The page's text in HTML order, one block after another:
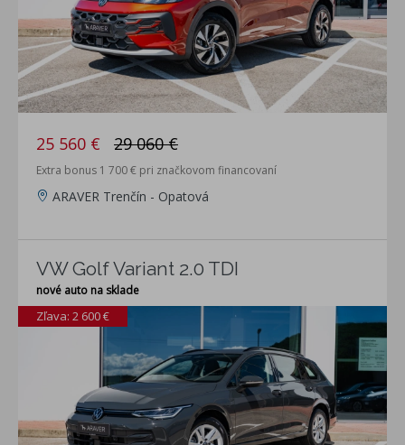
25 560 € 29 060 €
Extra bonus 1 700 € pri značkovom financovaní
ARAVER Trenčín - Opatová
VW Golf Variant 2.0 TDI
nové auto na sklade
Zľava: 2 600 €